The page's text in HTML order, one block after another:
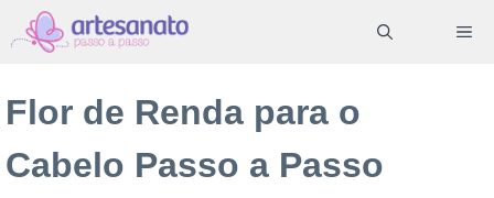
Pular
para
conteúdo
Flor de Renda para o
Cabelo Passo a Passo